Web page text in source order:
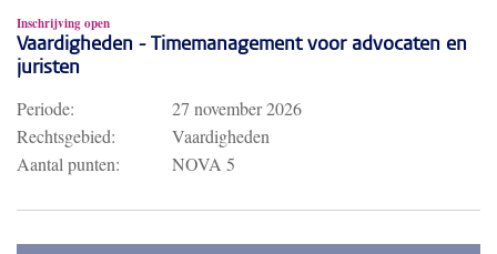
Inschrijving open
Vaardigheden - Timemanagement voor advocaten en
juristen
Periode:
27 november 2026
Rechtsgebied:
Vaardigheden
Aantal punten:
NOVA 5